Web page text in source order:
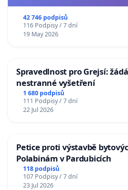
42 746 podpisů
116 Podpisy / 7 dní
19 May 2026
Spravedlnost pro Grejsí:
nestranné vyšetření
1 680 podpisů
111 Podpisy / 7 dní
22 Jul 2026
Petice proti výstavbě
Polabinám v Pardubicích
118 podpisů
107 Podpisy / 7 dní
23 Jul 2026